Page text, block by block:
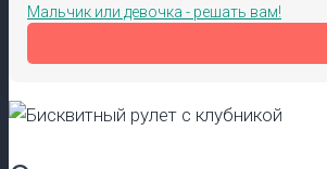
Мальчик или девочка - решать вам!